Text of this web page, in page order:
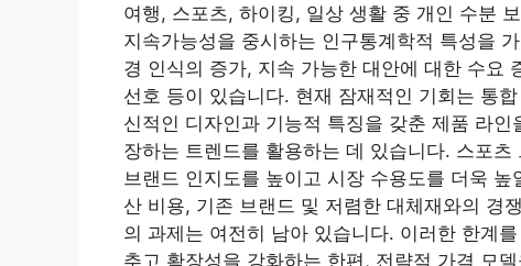
여행, 스포츠, 하이킹, 일상 생활 중 개인 수분
지속가능성을 중시하는 인구통계학적 특성을
경 인식의 증가, 지속 가능한 대안에 대한 수요
선호 등이 있습니다. 현재 잠재적인 기회는 통
신적인 디자인과 기능적 특징을 갖춘 제품 라
장하는 트렌드를 활용하는 데 있습니다. 스포
브랜드 인지도를 높이고 시장 수용도를 더욱
산 비용, 기존 브랜드 및 저렴한 대체재와의 경
의 과제는 여전히 남아 있습니다. 이러한 한계
추고 확장성을 강화하는 한편, 전략적 가격 모